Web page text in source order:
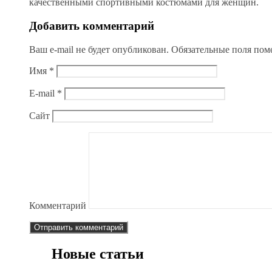
качественными спортивными костюмами для женщин.
Добавить комментарий
Ваш e-mail не будет опубликован. Обязательные поля
Имя *
E-mail *
Сайт
Комментарий
Новые статьи